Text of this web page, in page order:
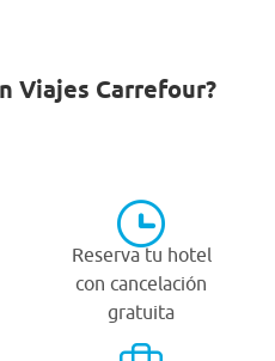
Viajes Carrefour?
Reserva tu hotel
con cancelación
gratuita